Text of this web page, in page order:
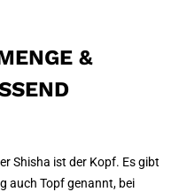
&
Shisha ist der Kopf. Es gibt
auch Topf genannt, bei